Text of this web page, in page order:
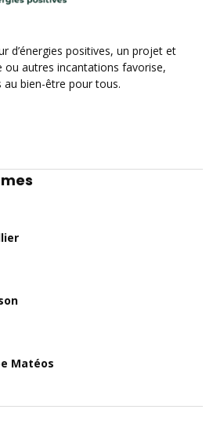
d’énergies positives, un projet et
ou autres incantations favorise,
au bien-être pour tous.
Matéos